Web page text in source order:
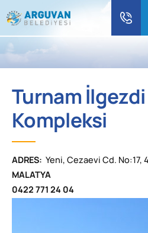
Turnam
Kompleksi
ADRES: Yeni, Cezaevi Cd.
MALATYA
0422 771 24 04